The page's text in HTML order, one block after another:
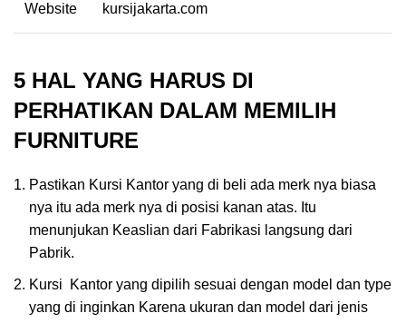
Website kursijakarta.com
5 HAL YANG HARUS DI
PERHATIKAN DALAM MEMILIH
FURNITURE
Pastikan Kursi Kantor yang di beli ada merk nya biasa
nya itu ada merk nya di posisi kanan atas. Itu
menunjukan Keaslian dari Fabrikasi langsung dari
Pabrik.
Kursi Kantor yang dipilih sesuai dengan model dan type
yang di inginkan Karena ukuran dan model dari jenis